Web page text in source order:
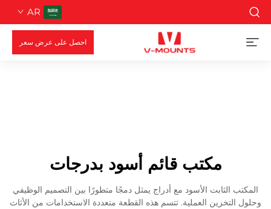
AR
احصل على عرض سعر
مكتب قائم أسود بدرجات
المكتب الثابت الأسود مع أدراج يمثل دمجًا متطورًا بين التصميم الوظيفي
وحلول التخزين العملية. تتسم هذه القطعة متعددة الاستخدامات من الأثاث